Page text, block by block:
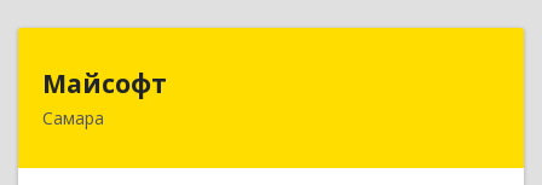
Майсофт
Самара
443076, Самарская обл, Самара г, Партизанская